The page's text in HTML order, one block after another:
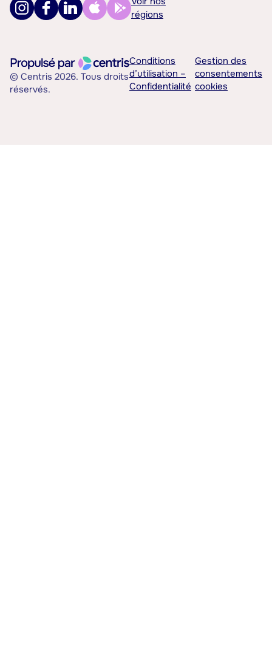
régions
© Centris 2026. Tous droits
réservés.
Conditions
d’utilisation –
Confidentialité
Gestion des
consentements
cookies